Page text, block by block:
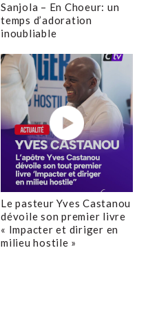
Sanjola – En Choeur: un
temps d’adoration
inoubliable
Le pasteur Yves Castanou
dévoile son premier livre
« Impacter et diriger en
milieu hostile »